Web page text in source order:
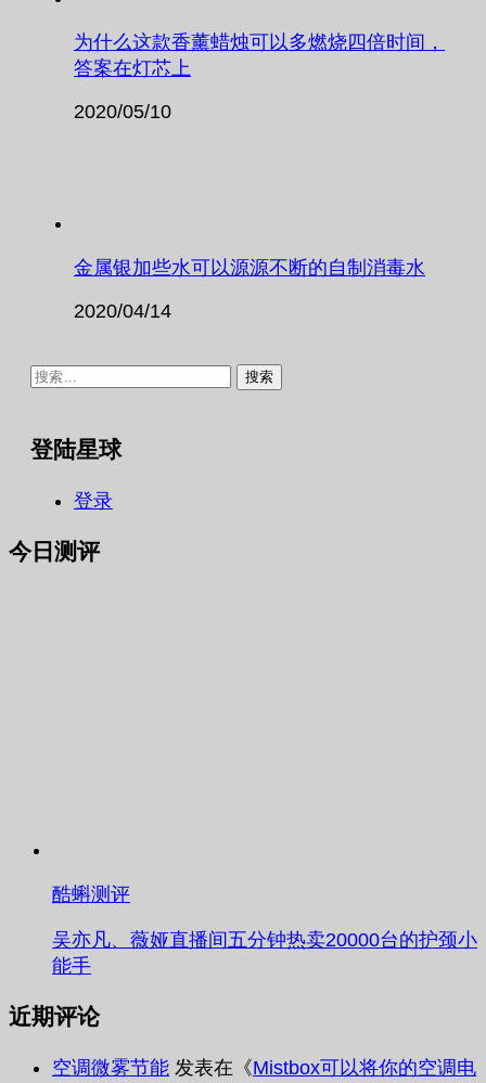
为什么这款香薰蜡烛可以多燃烧四倍时间，
答案在灯芯上
2020/05/10
金属银加些水可以源源不断的自制消毒水
2020/04/14
搜
登陆星球
登录
今日测评
酷蝌测评
吴亦凡、薇娅直播间五分钟热卖20000台的护颈小
能手
近期评论
空调微雾节能 发表在《Mistbox可以将你的空调电